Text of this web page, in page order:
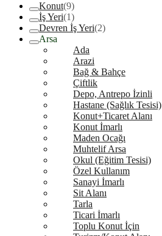
Konut(9)
İş Yeri(1)
Devren İş Yeri(2)
Arsa
Ada
Arazi
Bağ & Bahçe
Çiftlik
Depo, Antrepo İzinli
Hastane (Sağlık Tesisi)
Konut+Ticaret Alanı
Konut İmarlı
Maden Ocağı
Muhtelif Arsa
Okul (Eğitim Tesisi)
Özel Kullanım
Sanayi İmarlı
Sit Alanı
Tarla
Ticari İmarlı
Toplu Konut İçin